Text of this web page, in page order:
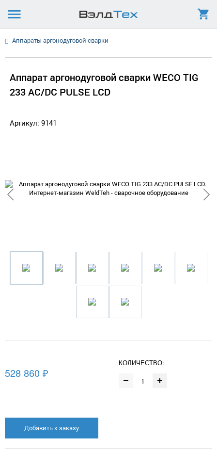
Аппараты аргонодуговой сварки
Аппарат аргонодуговой сварки WECO TIG
233 AC/DC PULSE LCD
Артикул: 9141
528 860 ₽
КОЛИЧЕСТВО:
Добавить к заказу